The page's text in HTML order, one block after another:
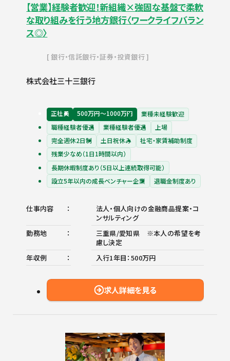
【営業】経験者歓迎！新組織×強固な基盤で柔軟
な取り組みを行う地方銀行〈ワークライフバラン
ス◎〉
銀行・信託銀行・証券・投資銀行
株式会社三十三銀行
正社員 500万円〜1000万円
業種未経験歓迎
職種経験者優遇
業種経験者優遇
上場
完全週休2日制
土日祝休み
社宅・家賃補助制度
残業少なめ（1日1時間以内）
長期休暇制度あり（5日以上連続取得可能）
設立5年以内の成長ベンチャー企業
退職金制度あり
仕事内容
法人・個人向けの金融商品提案・コ
ンサルティング
勤務地
三重県/愛知県 ※本人の希望を考
慮し決定
年収例
入行1年目：500万円
求人詳細を見る